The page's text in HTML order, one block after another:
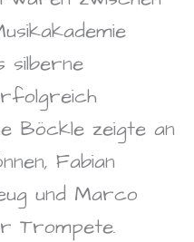
silberne
Böckle zeigte an
Fabian
und Marco
Trompete.